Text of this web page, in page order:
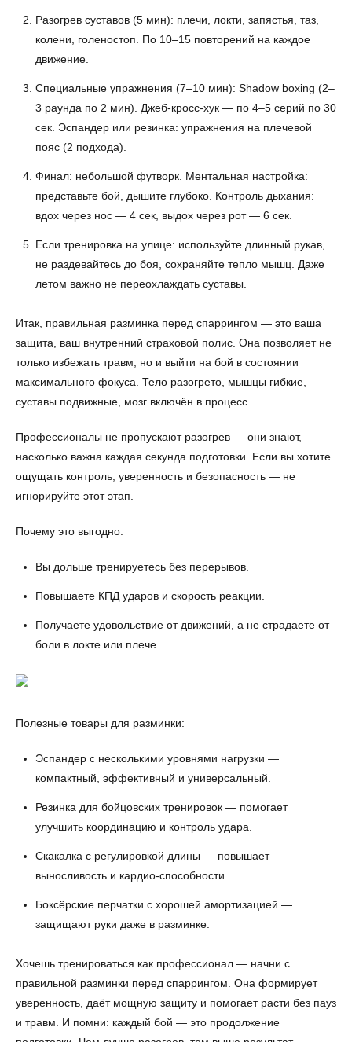
Разогрев суставов (5 мин): плечи, локти, запястья, таз,
колени, голеностоп. По 10–15 повторений на каждое
движение.
Специальные упражнения (7–10 мин): Shadow boxing (2–
3 раунда по 2 мин). Джеб‑кросс‑хук — по 4–5 серий по 30
сек. Эспандер или резинка: упражнения на плечевой
пояс (2 подхода).
Финал: небольшой футворк. Ментальная настройка:
представьте бой, дышите глубоко. Контроль дыхания:
вдох через нос — 4 сек, выдох через рот — 6 сек.
Если тренировка на улице: используйте длинный рукав,
не раздевайтесь до боя, сохраняйте тепло мышц. Даже
летом важно не переохлаждать суставы.
Итак, правильная разминка перед спаррингом — это ваша
защита, ваш внутренний страховой полис. Она позволяет не
только избежать травм, но и выйти на бой в состоянии
максимального фокуса. Тело разогрето, мышцы гибкие,
суставы подвижные, мозг включён в процесс.
Профессионалы не пропускают разогрев — они знают,
насколько важна каждая секунда подготовки. Если вы хотите
ощущать контроль, уверенность и безопасность — не
игнорируйте этот этап.
Почему это выгодно:
Вы дольше тренируетесь без перерывов.
Повышаете КПД ударов и скорость реакции.
Получаете удовольствие от движений, а не страдаете от
боли в локте или плече.
Полезные товары для разминки:
Эспандер с несколькими уровнями нагрузки —
компактный, эффективный и универсальный.
Резинка для бойцовских тренировок — помогает
улучшить координацию и контроль удара.
Скакалка с регулировкой длины — повышает
выносливость и кардио-способности.
Боксёрские перчатки с хорошей амортизацией —
защищают руки даже в разминке.
Хочешь тренироваться как профессионал — начни с
правильной разминки перед спаррингом. Она формирует
уверенность, даёт мощную защиту и помогает расти без пауз
и травм. И помни: каждый бой — это продолжение